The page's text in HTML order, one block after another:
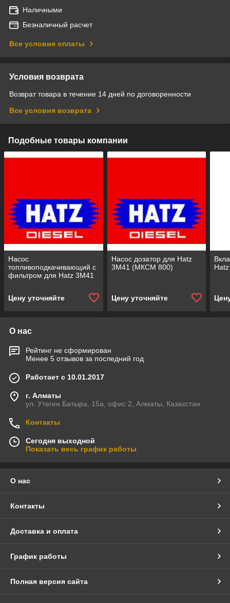
Наличными
Безналичный расчет
Все условия оплаты
Условия возврата
Возврат товара в течение 14 дней по договоренности
Все условия возврата
Подобные товары компании
Насос
топливоподкачивающий с
фильтром для Hatz 3M41
Цену уточняйте
Насос дозатор для Hatz
3M41 (МКСМ 800)
Цену уточняйте
О нас
Рейтинг не сформирован
Менее 5 отзывов за последний год
Работает с 10.01.2017
г. Алматы
ул. Утеген Батыра, 15а, офис 2, Алматы, Казахстан
Контакты
Сегодня выходной
Показать весь график работы
О нас
Контакты
Доставка и оплата
График работы
Полная версия сайта